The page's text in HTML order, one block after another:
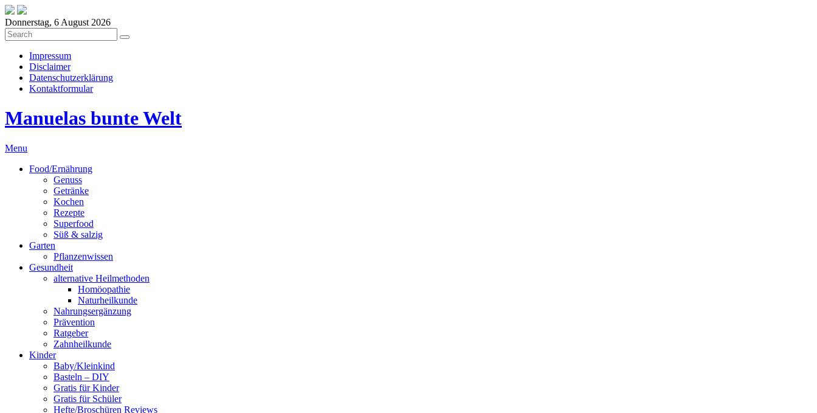
Donnerstag, 6 August 2026
Impressum
Disclaimer
Datenschutzerklärung
Kontaktformular
Manuelas bunte Welt
Menu
Food/Ernährung
Genuss
Getränke
Kochen
Rezepte
Superfood
Süß & salzig
Garten
Pflanzenwissen
Gesundheit
alternative Heilmethoden
Homöopathie
Naturheilkunde
Nahrungsergänzung
Prävention
Ratgeber
Zahnheilkunde
Kinder
Baby/Kleinkind
Basteln – DIY
Gratis für Kinder
Gratis für Schüler
Hefte/Broschüren Reviews